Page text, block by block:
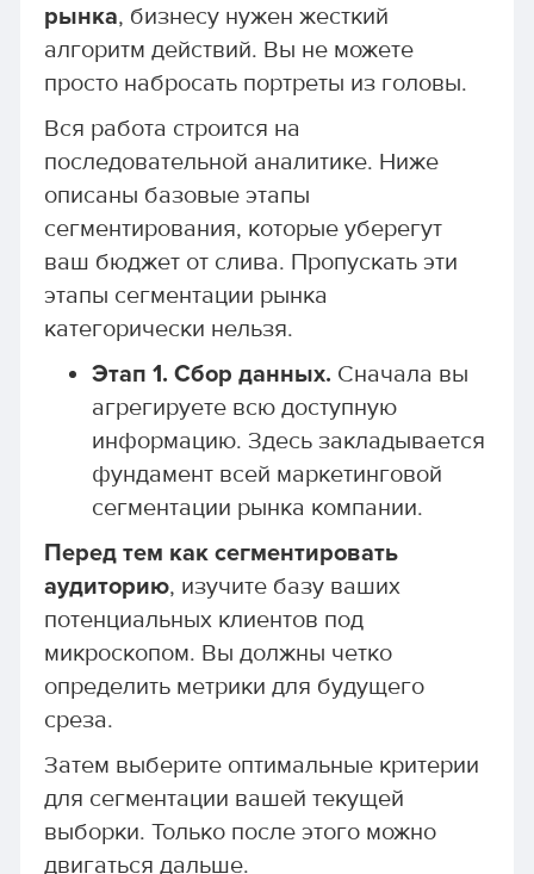
рынка, бизнесу нужен жесткий
алгоритм действий. Вы не можете
просто набросать портреты из головы.
Вся работа строится на
последовательной аналитике. Ниже
описаны базовые этапы
сегментирования, которые уберегут
ваш бюджет от слива. Пропускать эти
этапы сегментации рынка
категорически нельзя.
Этап 1. Сбор данных. Сначала вы
агрегируете всю доступную
информацию. Здесь закладывается
фундамент всей маркетинговой
сегментации рынка компании.
Перед тем как сегментировать
аудиторию, изучите базу ваших
потенциальных клиентов под
микроскопом. Вы должны четко
определить метрики для будущего
среза.
Затем выберите оптимальные критерии
для сегментации вашей текущей
выборки. Только после этого можно
двигаться дальше.